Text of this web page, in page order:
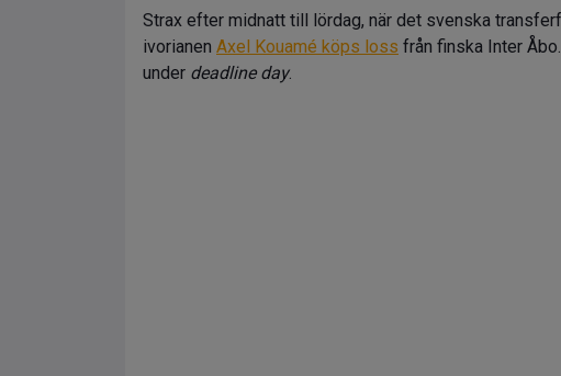
Strax efter midnatt till lördag, när det svenska
ivorianen Axel Kouamé köps loss från finska Inter
under deadline day.